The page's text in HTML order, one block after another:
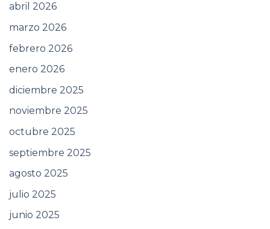
abril 2026
marzo 2026
febrero 2026
enero 2026
diciembre 2025
noviembre 2025
octubre 2025
septiembre 2025
agosto 2025
julio 2025
junio 2025